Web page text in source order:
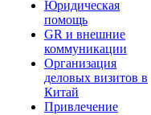
Юридическая
помощь
GR и внешние
коммуникации
Организация
деловых визитов в
Китай
Привлечение